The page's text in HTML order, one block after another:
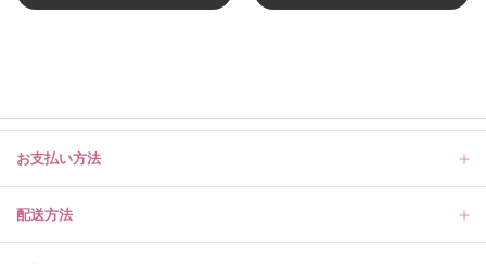
お支払い方法
配送方法